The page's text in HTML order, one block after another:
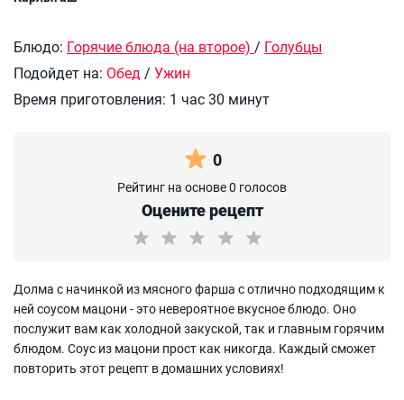
Блюдо: Горячие блюда (на второе) / Голубцы
Подойдет на: Обед / Ужин
Время приготовления: 1 час 30 минут
0
Рейтинг на основе 0 голосов
Оцените рецепт
Долма с начинкой из мясного фарша с отлично подходящим к
ней соусом мацони - это невероятное вкусное блюдо. Оно
послужит вам как холодной закуской, так и главным горячим
блюдом. Соус из мацони прост как никогда. Каждый сможет
повторить этот рецепт в домашних условиях!